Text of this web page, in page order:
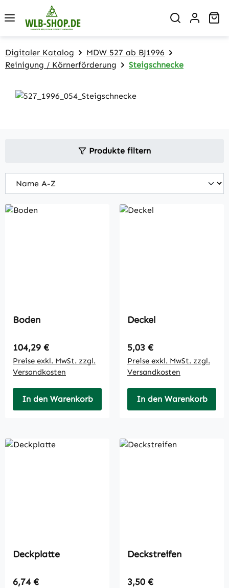
Zum Hauptinhalt springen
Digitaler Katalog
MDW 527 ab BJ1996
Reinigung / Körnerförderung
Steigschnecke
Produkte filtern
Boden
Regulärer Preis:
104,29 €
Preise exkl. MwSt. zzgl.
Versandkosten
In den Warenkorb
Deckel
Regulärer Preis:
5,03 €
Preise exkl. MwSt. zzgl.
Versandkosten
In den Warenkorb
Deckplatte
Regulärer Preis:
6,74 €
Deckstreifen
Regulärer Preis:
3,50 €